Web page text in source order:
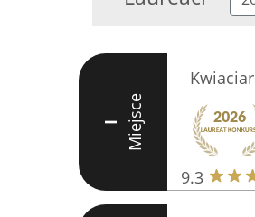
I Miejsce
9.3